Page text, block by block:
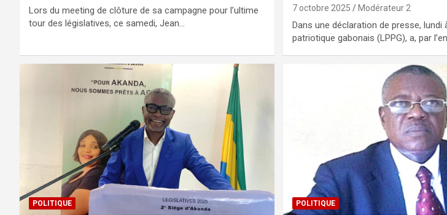
Lors du meeting de clôture de sa campagne pour l’ultime
tour des législatives, ce samedi, Jean…
7 octobre 2025 Modérateur 2
Dans une déclaration de presse, lundi
patriotique gabonais (LPPG), a, par
POLITIQUE POLITIQUE